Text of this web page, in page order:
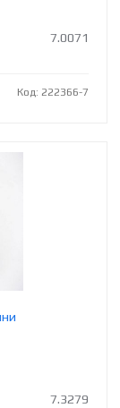
7.0071
Код: 222366-7
7.3279